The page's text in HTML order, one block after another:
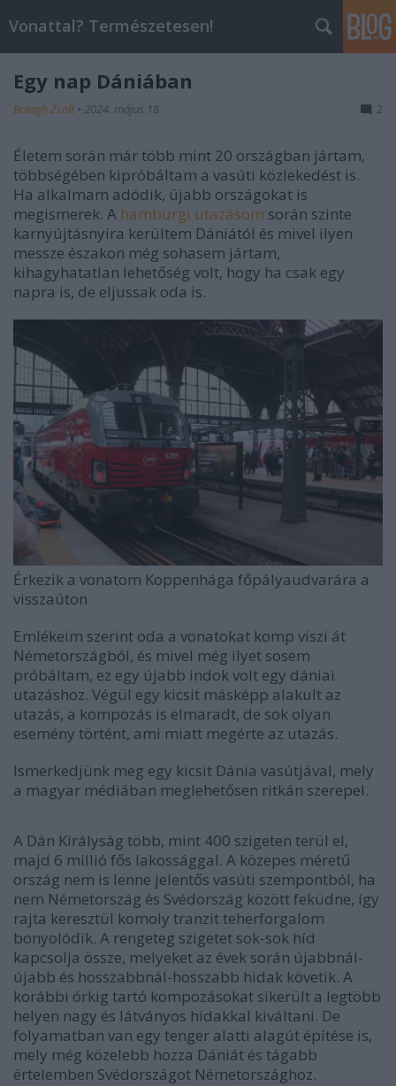
Vonattal? Természetesen!
Egy nap Dániában
Balogh Zsolt • 2024. május 18. 2
Életem során már több mint 20 országban jártam,
többségében kipróbáltam a vasúti közlekedést is.
Ha alkalmam adódik, újabb országokat is
megismerek. A hamburgi utazásom során szinte
karnyújtásnyira kerültem Dániától és mivel ilyen
messze északon még sohasem jártam,
kihagyhatatlan lehetőség volt, hogy ha csak egy
napra is, de eljussak oda is.
Érkezik a vonatom Koppenhága főpályaudvarára a
visszaúton
Emlékeim szerint oda a vonatokat komp viszi át
Németországból, és mivel még ilyet sosem
próbáltam, ez egy újabb indok volt egy dániai
utazáshoz. Végül egy kicsit másképp alakult az
utazás, a kompozás is elmaradt, de sok olyan
esemény történt, ami miatt megérte az utazás.
Ismerkedjünk meg egy kicsit Dánia vasútjával, mely
a magyar médiában meglehetősen ritkán szerepel.
A Dán Királyság több, mint 400 szigeten terül el,
majd 6 millió fős lakossággal. A közepes méretű
ország nem is lenne jelentős vasúti szempontból, ha
nem Németország és Svédország között feküdne, így
rajta keresztül komoly tranzit teherforgalom
bonyolódik. A rengeteg szigetet sok-sok híd
kapcsolja össze, melyeket az évek során újabbnál-
újabb és hosszabbnál-hosszabb hidak követik. A
korábbi órkig tartó kompozásokat sikerült a legtöbb
helyen nagy és látványos hidakkal kiváltani. De
folyamatban van egy tenger alatti alagút építése is,
mely még közelebb hozza Dániát és tágabb
értelemben Svédországot Németországhoz.